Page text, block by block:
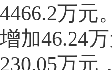
4466.2万元
增加46.24
230.05万元